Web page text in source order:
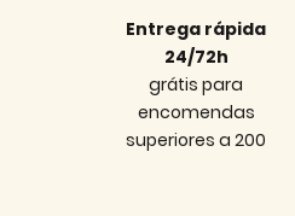
Entrega rápida
24/72h
grátis para
encomendas
superiores a 200